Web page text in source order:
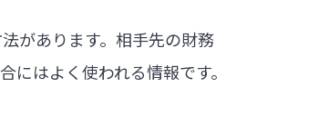
があります。相手先の財務
はよく使われる情報です。